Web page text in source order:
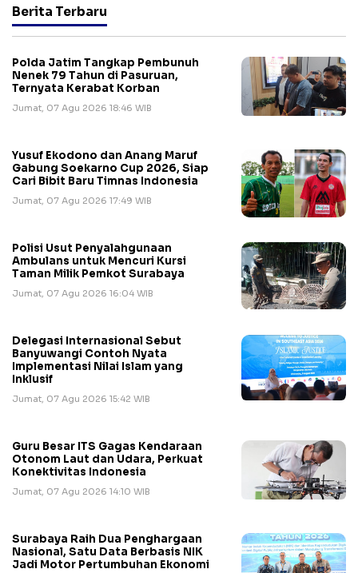
Berita Terbaru
Polda Jatim Tangkap Pembunuh
Nenek 79 Tahun di Pasuruan,
Ternyata Kerabat Korban
Jumat, 07 Agu 2026 18:46 WIB
Yusuf Ekodono dan Anang Maruf
Gabung Soekarno Cup 2026, Siap
Cari Bibit Baru Timnas Indonesia
Jumat, 07 Agu 2026 17:49 WIB
Polisi Usut Penyalahgunaan
Ambulans untuk Mencuri Kursi
Taman Milik Pemkot Surabaya
Jumat, 07 Agu 2026 16:04 WIB
Delegasi Internasional Sebut
Banyuwangi Contoh Nyata
Implementasi Nilai Islam yang
Inklusif
Jumat, 07 Agu 2026 15:42 WIB
Guru Besar ITS Gagas Kendaraan
Otonom Laut dan Udara, Perkuat
Konektivitas Indonesia
Jumat, 07 Agu 2026 14:10 WIB
Surabaya Raih Dua Penghargaan
Nasional, Satu Data Berbasis NIK
Jadi Motor Pertumbuhan Ekonomi